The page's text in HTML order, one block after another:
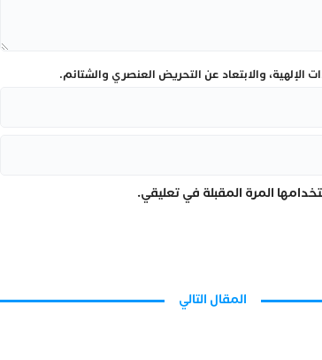
الإلهية، والابتعاد عن التحريض العنصري والشتائم.
المرة المقبلة في تعليقي.
المقال التالي